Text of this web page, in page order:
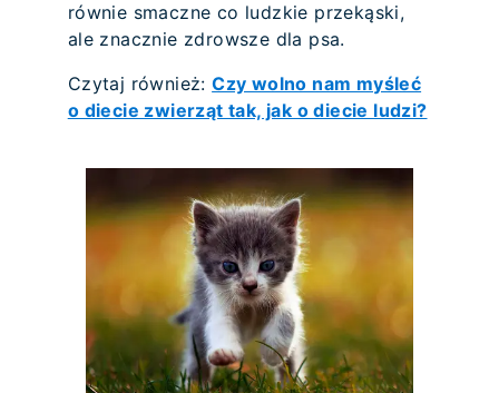
równie smaczne co ludzkie przekąski,
ale znacznie zdrowsze dla psa.
Czytaj również:Czy wolno nam myśleć
o diecie zwierząt tak, jak o diecie ludzi?